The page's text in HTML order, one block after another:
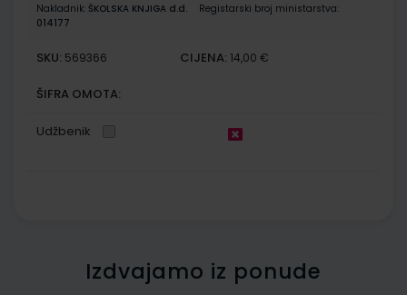
Nakladnik: ŠKOLSKA KNJIGA d.d.
Registarski broj ministarstva:
014177
SKU: 569366 CIJENA: 14,00 €
ŠIFRA OMOTA:
Udžbenik
Izdvajamo iz ponude